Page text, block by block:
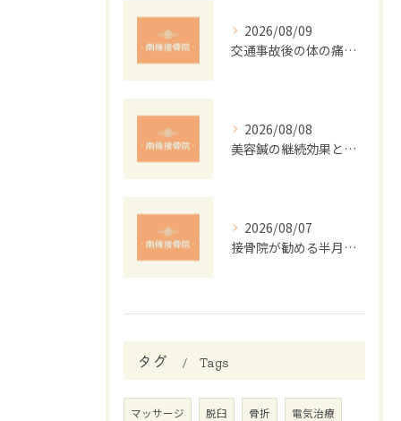
2026/08/09
交通事故後の体の痛み改善法と接骨院の役割
2026/08/08
美容鍼の継続効果と肌質改善メカニズム
2026/08/07
接骨院が勧める半月板損傷の運動法
タグ Tags
マッサージ 脱臼 骨折 電気治療